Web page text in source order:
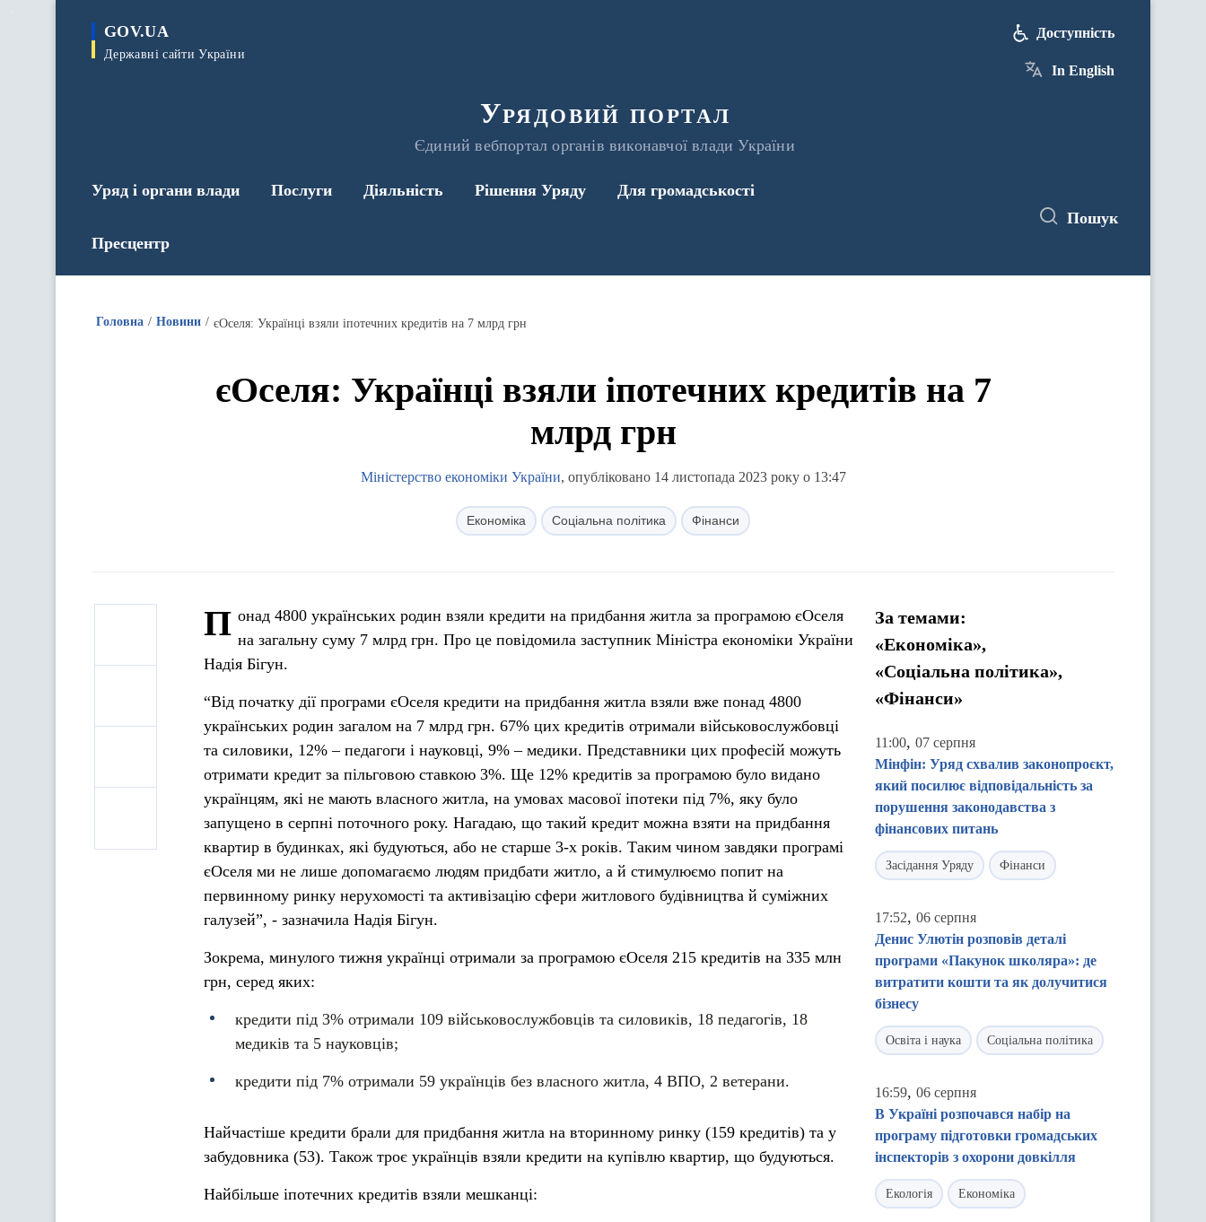
GOV.UA
Державні сайти України
Урядовий портал
Єдиний вебпортал органів виконавчої влади України
Доступність
In English
Уряд і органи влади Послуги Діяльність Рішення Уряду Для громадськості
Пресцентр
Пошук
Головна Новини єОселя: Українці взяли іпотечних кредитів на 7 млрд грн
єОселя: Українці взяли іпотечних кредитів на 7
млрд грн
Міністерство економіки України, опубліковано 14 листопада 2023 року о 13:47
Економіка Соціальна політика Фінанси
П онад 4800 українських родин взяли кредити на придбання житла за програмою єОселя
на загальну суму 7 млрд грн. Про це повідомила заступник Міністра економіки України
Надія Бігун.
“Від початку дії програми єОселя кредити на придбання житла взяли вже понад 4800
українських родин загалом на 7 млрд грн. 67% цих кредитів отримали військовослужбовці
та силовики, 12% – педагоги і науковці, 9% – медики. Представники цих професій можуть
отримати кредит за пільговою ставкою 3%. Ще 12% кредитів за програмою було видано
українцям, які не мають власного житла, на умовах масової іпотеки під 7%, яку було
запущено в серпні поточного року. Нагадаю, що такий кредит можна взяти на придбання
квартир в будинках, які будуються, або не старше 3-х років. Таким чином завдяки програмі
єОселя ми не лише допомагаємо людям придбати житло, а й стимулюємо попит на
первинному ринку нерухомості та активізацію сфери житлового будівництва й суміжних
галузей”, - зазначила Надія Бігун.
Зокрема, минулого тижня українці отримали за програмою єОселя 215 кредитів на 335 млн
грн, серед яких:
кредити під 3% отримали 109 військовослужбовців та силовиків, 18 педагогів, 18
медиків та 5 науковців;
кредити під 7% отримали 59 українців без власного житла, 4 ВПО, 2 ветерани.
Найчастіше кредити брали для придбання житла на вторинному ринку (159 кредитів) та у
забудовника (53). Також троє українців взяли кредити на купівлю квартир, що будуються.
Найбільше іпотечних кредитів взяли мешканці:
За темами:
«Економіка»,
«Соціальна політика»,
«Фінанси»
11:00, 07 серпня
Мінфін: Уряд схвалив законопроєкт,
який посилює відповідальність за
порушення законодавства з
фінансових питань
Засідання Уряду Фінанси
17:52, 06 серпня
Денис Улютін розповів деталі
програми «Пакунок школяра»: де
витратити кошти та як долучитися
бізнесу
Освіта і наука Соціальна політика
16:59, 06 серпня
В Україні розпочався набір на
програму підготовки громадських
інспекторів з охорони довкілля
Екологія Економіка